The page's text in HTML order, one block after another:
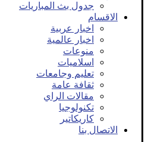
جدول بث المباريات
الاقسام
اخبار عربية
اخبار عالمية
منوعات
اسلاميات
تعليم وجامعات
ثقافة عامة
مقالات الراي
تكنولوجيا
كاريكاتير
الاتصال بنا